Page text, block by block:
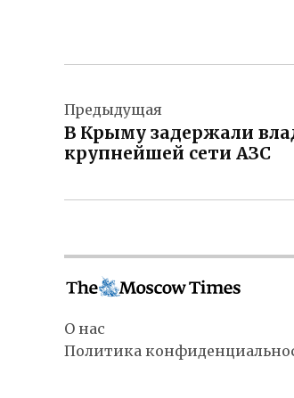
по
записям
Предыдущая
В Крыму задержали
крупнейшей сети АЗС
О нас
Политика